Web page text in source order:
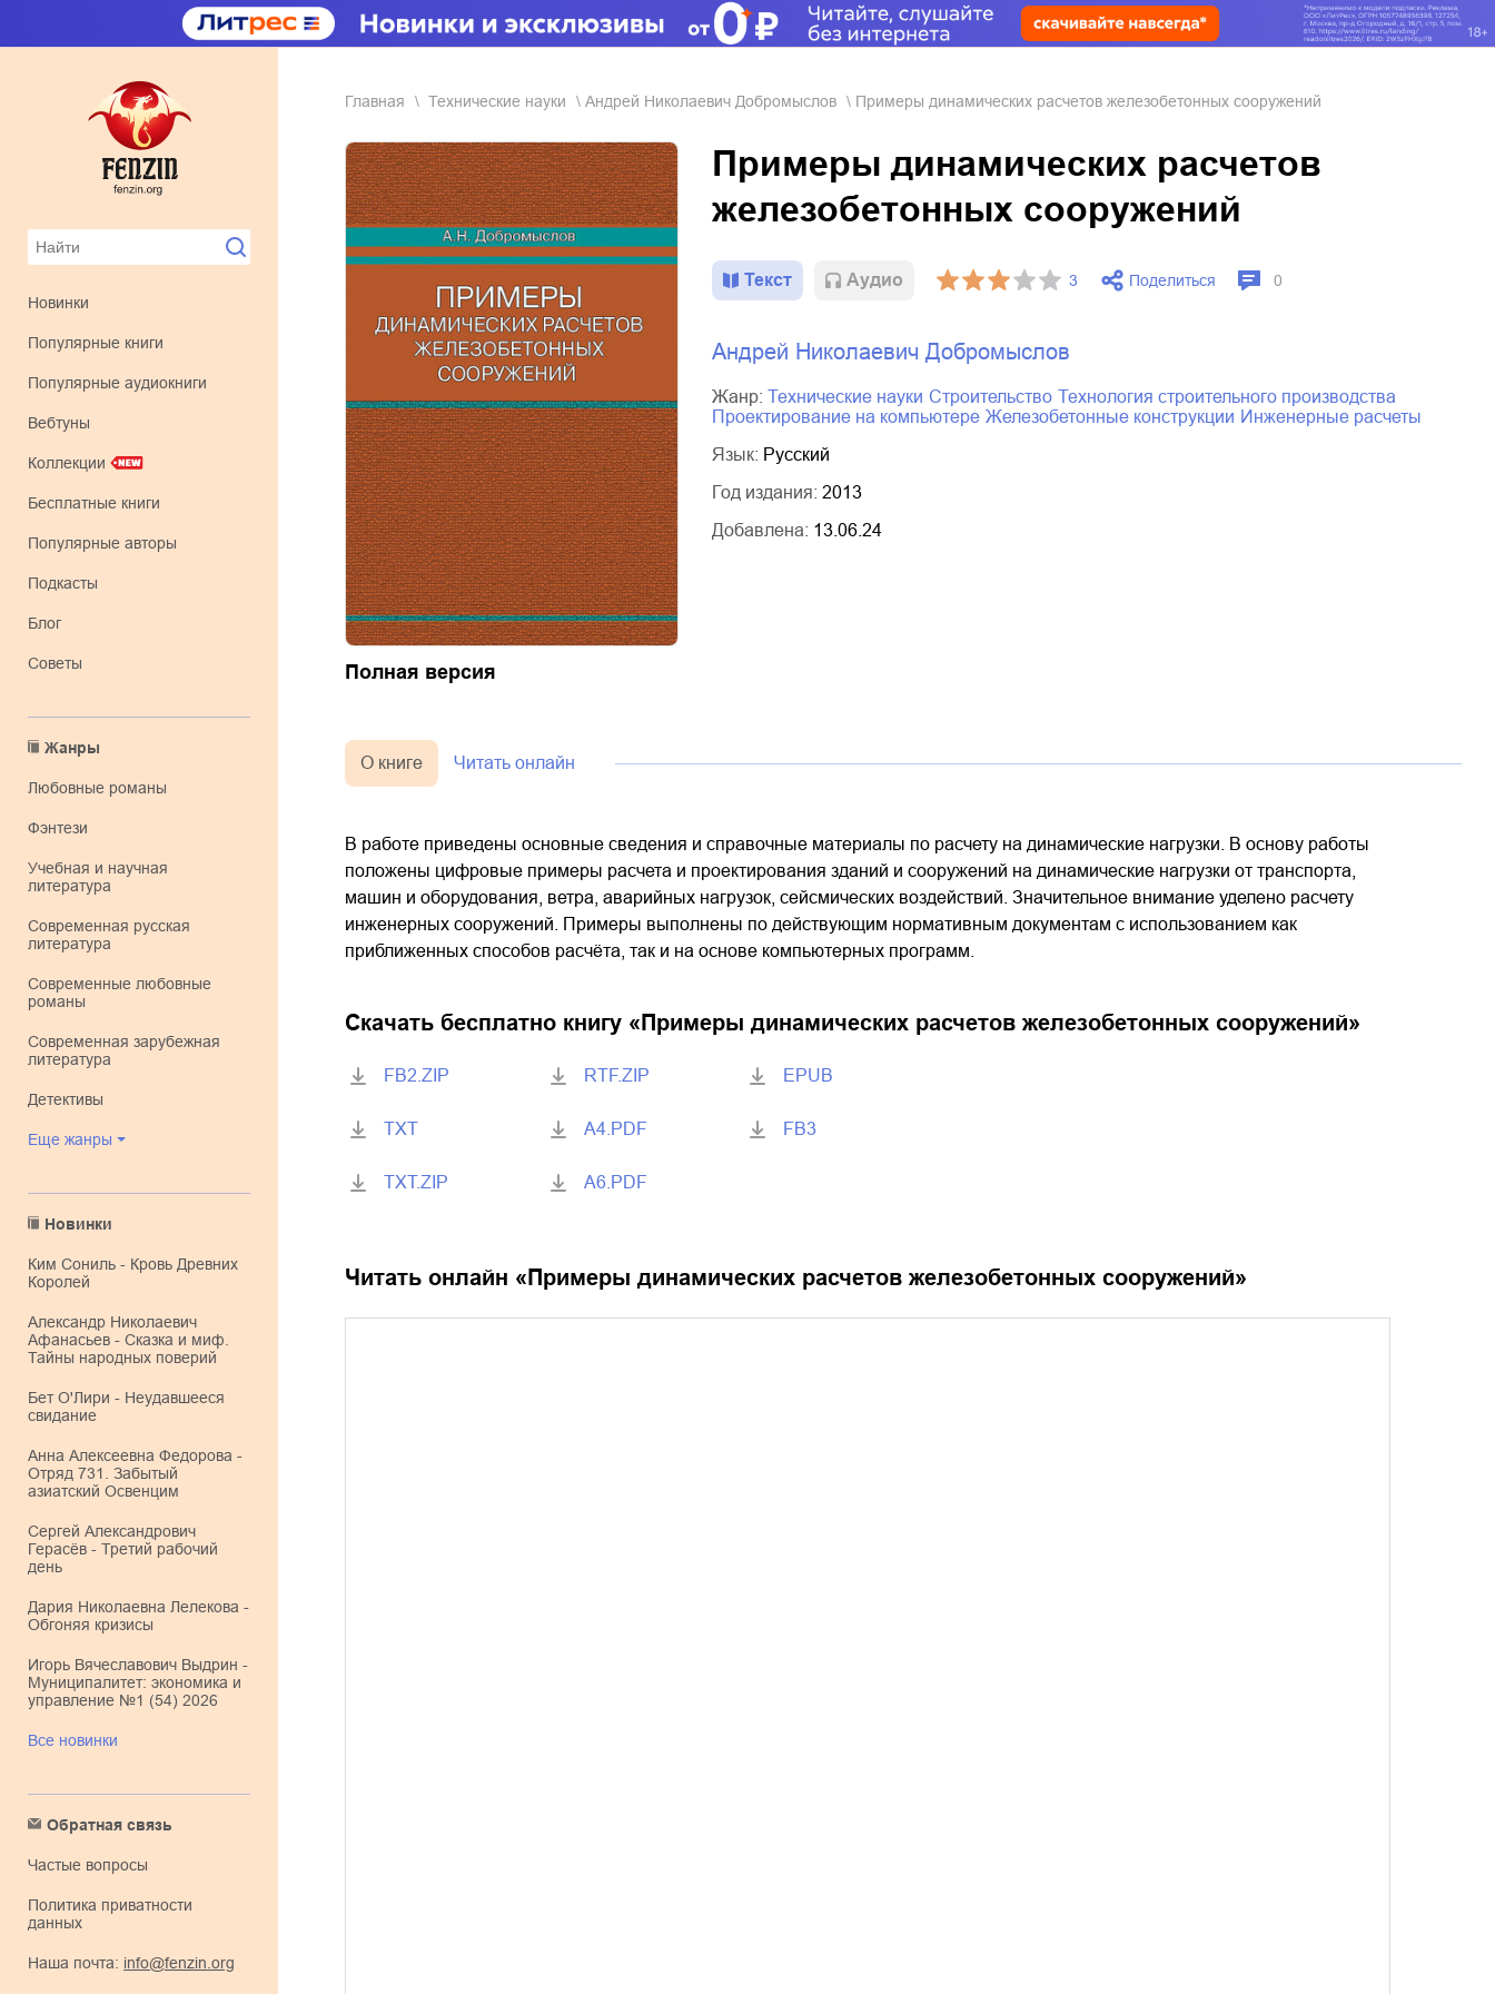
Новинки
Популярные книги
Популярные аудиокниги
Вебтуны
Коллекции
Бесплатные книги
Популярные авторы
Подкасты
Блог
Советы
Жанры
любовные романы
фэнтези
учебная и научная
литература
современная русская
литература
современные любовные
романы
современная зарубежная
литература
детективы
Еще жанры
Новинки
Ким Сониль - Кровь Древних
Королей
Александр Николаевич
Афанасьев - Сказка и миф.
Тайны народных поверий
Бет О'Лири - Неудавшееся
свидание
Анна Алексеевна Федорова -
Отряд 731. Забытый
азиатский Освенцим
Сергей Александрович
Герасёв - Третий рабочий
день
Дария Николаевна Лелекова -
Обгоняя кризисы
Игорь Вячеславович Выдрин -
Муниципалитет: экономика и
управление №1 (54) 2026
Все новинки
Обратная связь
Частые вопросы
Политика приватности
данных
Наша почта: info@fenzin.org
Главная технические науки Андрей Николаевич Добромыслов Примеры динамических расчетов железобетонных сооружений
Полная версия
Примеры динамических расчетов
железобетонных сооружений
Текст Aудио 3 Поделиться 0
Андрей Николаевич Добромыслов
Жанр: технические науки строительство
технология строительного производства
проектирование на компьютере
железобетонные конструкции
инженерные расчеты
Язык: Русский
Год издания: 2013
Добавлена: 13.06.24
О книге Читать онлайн
В работе приведены основные сведения и справочные материалы по расчету на динамические нагрузки. В основу работы
положены цифровые примеры расчета и проектирования зданий и сооружений на динамические нагрузки от транспорта,
машин и оборудования, ветра, аварийных нагрузок, сейсмических воздействий. Значительное внимание уделено расчету
инженерных сооружений. Примеры выполнены по действующим нормативным документам с использованием как
приближенных способов расчёта, так и на основе компьютерных программ.
Скачать бесплатно книгу « Примеры динамических расчетов железобетонных сооружений»
FB2.ZIP
TXT
TXT.ZIP
RTF.ZIP
A4.PDF
A6.PDF
EPUB
FB3
Читать онлайн « Примеры динамических расчетов железобетонных сооружений»